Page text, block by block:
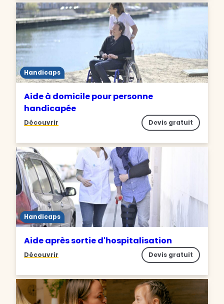
Handicaps
Aide à domicile pour personne
handicapée
Découvrir Devis gratuit
Handicaps
Aide après sortie d'hospitalisation
Découvrir Devis gratuit